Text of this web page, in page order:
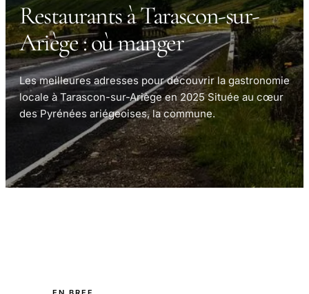
Restaurants à Tarascon-sur-
Ariège : où manger
Les meilleures adresses pour découvrir la gastronomie
locale à Tarascon-sur-Ariège en 2025 Située au cœur
des Pyrénées ariégeoises, la commune.